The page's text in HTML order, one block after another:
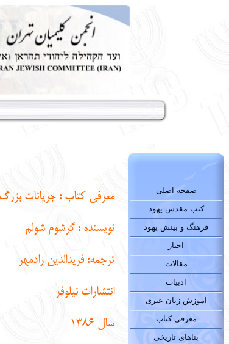
صفحه اصلی
کتب مقدس یهود
فرهنگ و بینش یهود
اخبار
مقالات
ادبیات
آموزش زبان عبری
معرفی کتاب
بناهای تاریخی
معرفی کتاب : جریانات
نویسنده : گرشوم شولم
ترجمه: فریدالدین رادمهر
انتشارات نیلوفر
سال 1386